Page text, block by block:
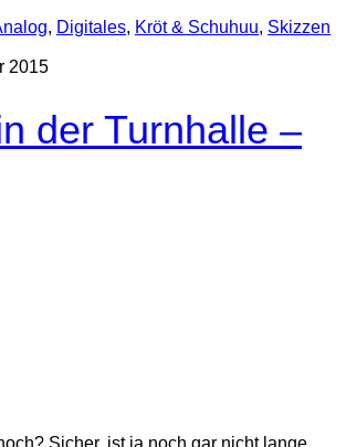
, Digitales, Kröt & Schuhuu, Skizzen
2015
der Turnhalle –
Sicher, ist ja noch gar nicht lange